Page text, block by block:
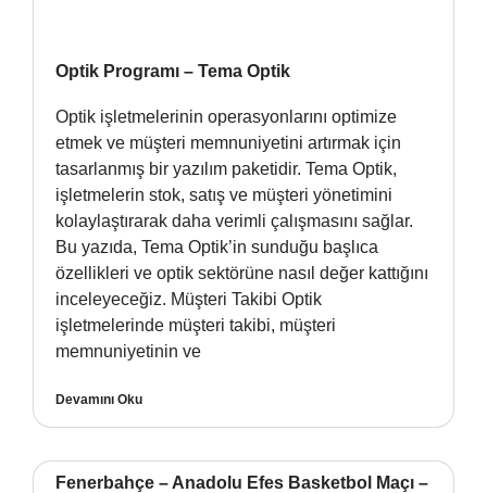
Optik Programı – Tema Optik
Optik işletmelerinin operasyonlarını optimize
etmek ve müşteri memnuniyetini artırmak için
tasarlanmış bir yazılım paketidir. Tema Optik,
işletmelerin stok, satış ve müşteri yönetimini
kolaylaştırarak daha verimli çalışmasını sağlar.
Bu yazıda, Tema Optik’in sunduğu başlıca
özellikleri ve optik sektörüne nasıl değer kattığını
inceleyeceğiz. Müşteri Takibi Optik
işletmelerinde müşteri takibi, müşteri
memnuniyetinin ve
Devamını Oku
Fenerbahçe – Anadolu Efes Basketbol Maçı –